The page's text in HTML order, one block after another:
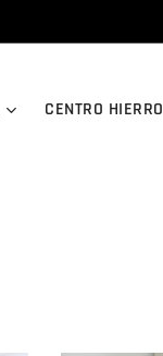
CENTRO HIERRO